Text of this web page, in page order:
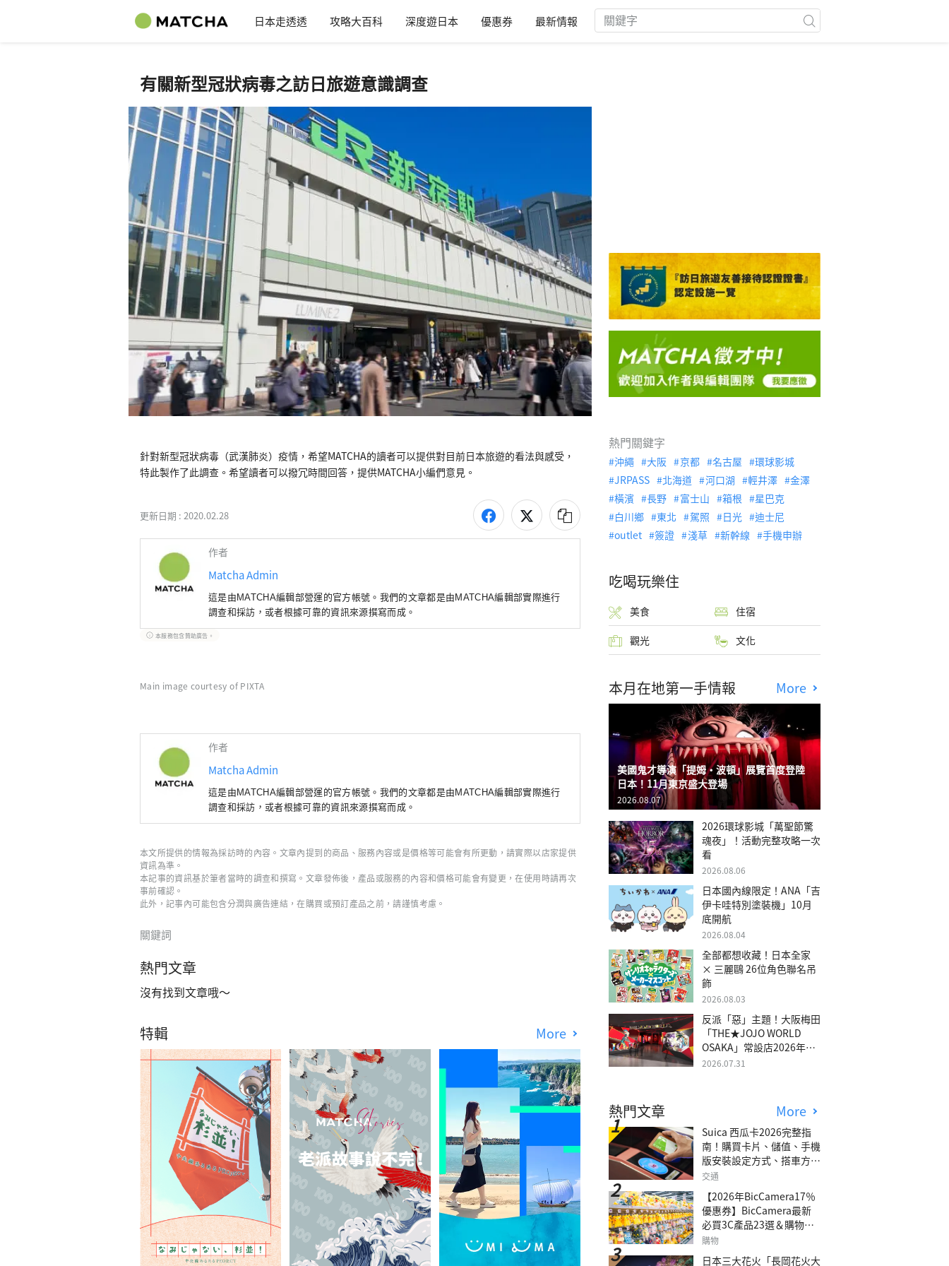
日本走透透 攻略大百科 深度遊日本 優惠券 最新情報
有關新型冠狀病毒之訪日旅遊意識調查
針對新型冠狀病毒（武漢肺炎）疫情，希望MATCHA的讀者可以提供對目前日本旅遊的看法與感受，
特此製作了此調查。希望讀者可以撥冗時間回答，提供MATCHA小編們意見。
更新日期 : 2020.02.28
作者
Matcha Admin
這是由MATCHA編輯部營運的官方帳號。我們的文章都是由MATCHA編輯部實際進行
調查和採訪，或者根據可靠的資訊來源撰寫而成。
本服務包含贊助廣告。
Main image courtesy of PIXTA
作者
Matcha Admin
這是由MATCHA編輯部營運的官方帳號。我們的文章都是由MATCHA編輯部實際進行
調查和採訪，或者根據可靠的資訊來源撰寫而成。
本文所提供的情報為採訪時的內容。文章內提到的商品、服務內容或是價格等可能會有所更動，請實際以店家提供
資訊為準。
本記事的資訊基於筆者當時的調查和撰寫。文章發佈後，產品或服務的內容和價格可能會有變更，在使用時請再次
事前確認。
此外，記事內可能包含分潤與廣告連結，在購買或預訂產品之前，請謹慎考慮。
關鍵詞
熱門文章
沒有找到文章哦～
特輯 More
熱門關鍵字
沖繩 大阪 京都 名古屋
環球影城
JRPASS
北海道 河口湖 輕井澤
金澤
橫濱
長野 富士山 箱根
星巴克
白川鄉
東北 駕照 日光
迪士尼
outlet
簽證 淺草 新幹線 手機申辦
吃喝玩樂住
美食 住宿
觀光 文化
本月在地第一手情報 More
美國鬼才導演「提姆・波頓」展覽首度登陸
日本！11月東京盛大登場
2026.08.07
2026環球影城「萬聖節驚
魂夜」！活動完整攻略一次
看
2026.08.06
日本國內線限定！ANA「吉
伊卡哇特別塗裝機」10月
底開航
2026.08.04
全部都想收藏！日本全家
× 三麗鷗 26位角色聯名吊
飾
2026.08.03
反派「惡」主題！大阪梅田
「THE★JOJO WORLD
OSAKA」常設店2026年冬
季開幕
2026.07.31
熱門文章 More
Suica 西瓜卡2026完整指
南！購買卡片、儲值、手機
版安裝設定方式、搭車方
法、常見問題解答！
交通
【2026年BicCamera17％
優惠券】BicCamera最新
必買3C產品23選＆購物攻
略
購物
日本三大花火「長岡花火大